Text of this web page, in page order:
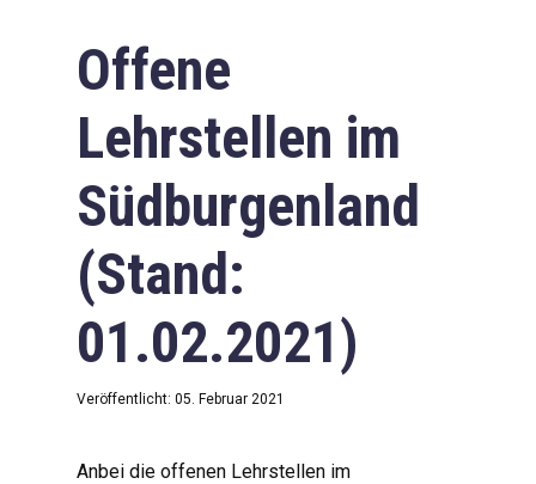
Offene
Lehrstellen im
Südburgenland
(Stand:
01.02.2021)
Veröffentlicht: 05. Februar 2021
Anbei die offenen Lehrstellen im